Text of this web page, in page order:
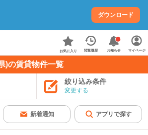
ダウンロード
お気に入り 閲覧履歴 お知らせ マイページ
)の賃貸物件一覧
絞り込み条件
変更する
新着通知 アプリで探す